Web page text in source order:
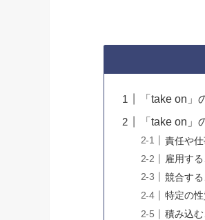
「take on」
「take on」
責任や
雇用す
競合す
特定の
積み込